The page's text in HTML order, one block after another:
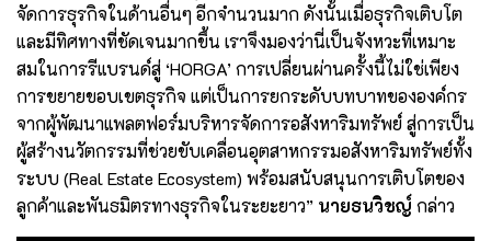
จัดการธุรกิจในด้านอื่นๆ อีกจำนวนมาก ดังนั้นเมื่อธุรกิจเติบโต
และมีทิศทางที่ชัดเจนมากขึ้น เราจึงมองว่านี่เป็นจังหวะที่เหมาะ
สมในการรีแบรนด์สู่ ‘HORGA’ การเปลี่ยนผ่านครั้งนี้ไม่ใช่เพียง
การขยายขอบเขตธุรกิจ แต่เป็นการยกระดับบทบาทขององค์กร
จากผู้พัฒนาแพลตฟอร์มบริหารจัดการอสังหาริมทรัพย์ สู่การเป็น
ผู้สร้างนวัตกรรมที่ช่วยขับเคลื่อนอุตสาหกรรมอสังหาริมทรัพย์ทั้ง
ระบบ (Real Estate Ecosystem) พร้อมสนับสนุนการเติบโตของ
ลูกค้าและพันธมิตรทางธุรกิจในระยะยาว” นายธนวิชญ์ กล่าว